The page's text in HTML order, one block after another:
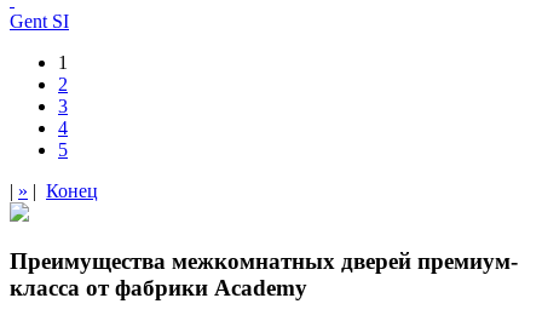
Gent SI
1
2
3
4
5
| » | Конец
Преимущества межкомнатных дверей премиум-
класса от фабрики Academy